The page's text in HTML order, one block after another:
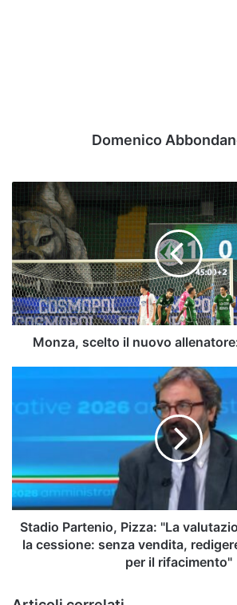
Domenico
Monza,
scelto
il
nuovo
allenatore:
di
chi
si
tratta
Monza, scelto il nuovo
valutazione
vincola
per
la
cessione:
senza
Stadio Partenio, Pizza: "La
la cessione: senza vendita,
per il rifacimento"